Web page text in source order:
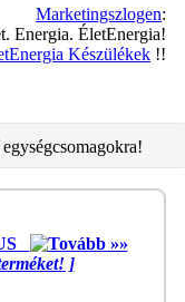
Marketingszlogen:
Energia. ÉletEnergia!
Készülékek !!
et! ]